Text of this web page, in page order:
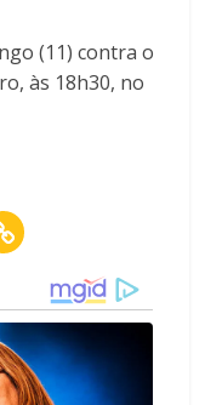
(11) contra o
às 18h30, no